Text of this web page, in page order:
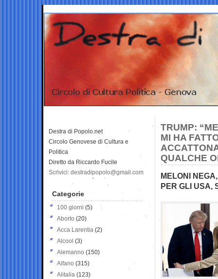
TRUMP:
MI HA
QUALCHE
MELONI
PER GLI USA,
Destra di Popolo.net
Circolo Genovese di Cultura e
Politica
Diretto da Riccardo Fucile
Scrivici: destradipopolo@gmail.com
Categorie
100 giorni (5)
Aborto (20)
Acca Larentia (2)
Alcool (3)
Alemanno (150)
Alfano (315)
Alitalia (123)